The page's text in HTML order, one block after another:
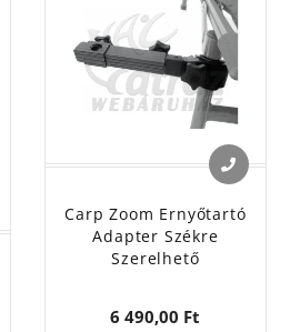
Carp Zoom Ernyőtartó
Adapter Székre
Szerelhető
6 490,00 Ft